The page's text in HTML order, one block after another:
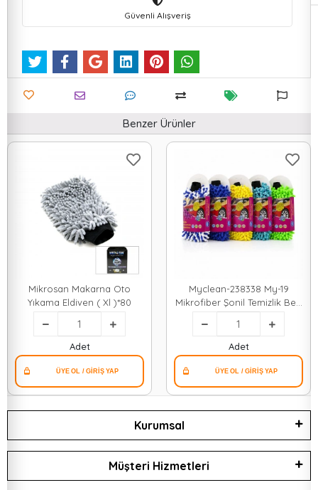
Güvenli Alışveriş
Benzer Ürünler
Mikrosan Makarna Oto
Yıkama Eldiven ( Xl )*80
Adet
Myclean-238338 My-19
Mikrofiber Şonil Temizlik Bezi
& Makarna & Oto Yıkama
Eldiveni*80
Adet
Kurumsal
Müşteri Hizmetleri